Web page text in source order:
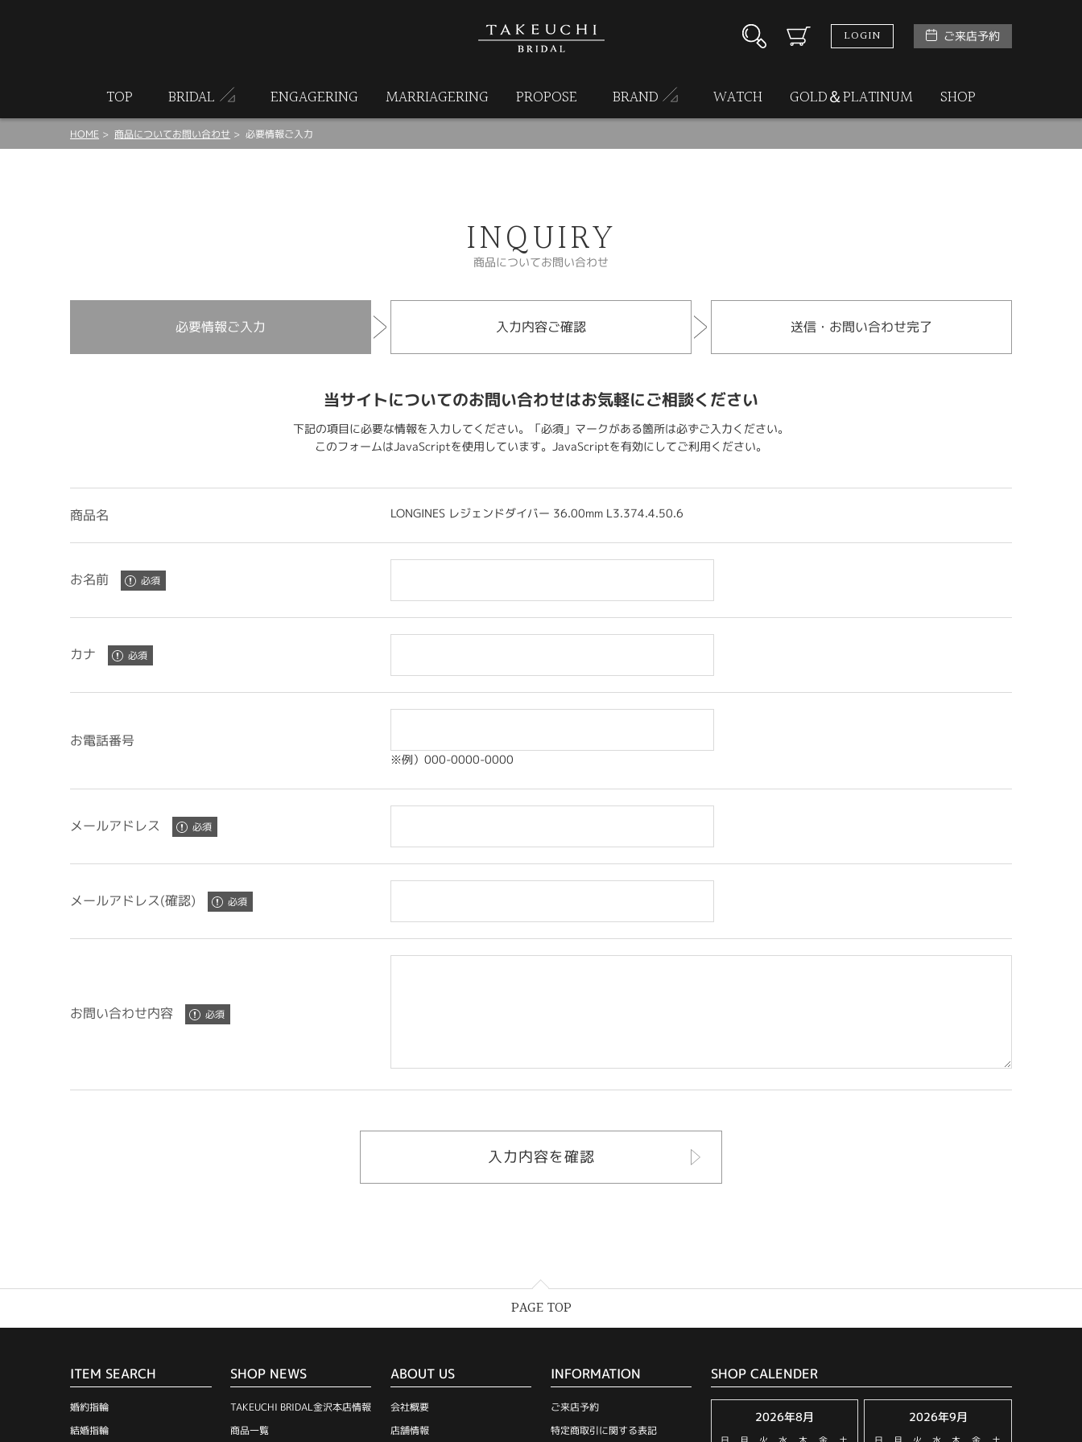
LOGIN ご来店予約
TOP BRIDAL ENGAGERING MARRIAGERING PROPOSE BRAND WATCH GOLD＆PLATINUM SHOP
HOME 商品についてお問い合わせ 必要情報ご入力
INQUIRY
商品についてお問い合わせ
必要情報ご入力 入力内容ご確認 送信・お問い合わせ完了
当サイトについてのお問い合わせはお気軽にご相談ください
下記の項目に必要な情報を入力してください。「必須」マークがある箇所は必ずご入力ください。
このフォームはJavaScriptを使用しています。JavaScriptを有効にしてご利用ください。
商品名 LONGINES レジェンドダイバー 36.00mm L3.374.4.50.6
お名前
カナ
お電話番号
※例）000-0000-0000
メールアドレス
メールアドレス(確認)
お問い合わせ内容
PAGE TOP
ITEM SEARCH
婚約指輪
結婚指輪
SHOP NEWS
TAKEUCHI BRIDAL金沢本店情報
商品一覧
ABOUT US
会社概要
店舗情報
INFORMATION
ご来店予約
特定商取引に関する表記
SHOP CALENDER
2026年8月 2026年9月